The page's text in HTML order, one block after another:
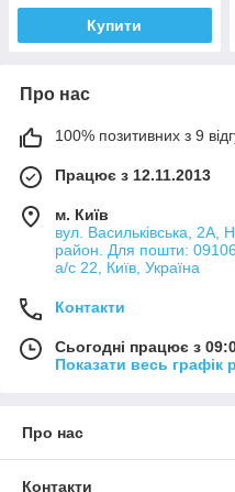
Купити
Про нас
100% позитивних з 9
Працює з 12.11.2013
м. Київ
вул. Васильківська, 2А,
район. Для пошти:
а/с 22, Київ, Україна
Контакти
Сьогодні працює з
Показати весь графік
Про нас
Контакти